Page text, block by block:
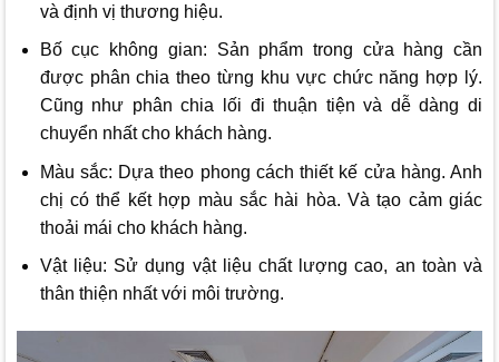
và định vị thương hiệu.
Bố cục không gian: Sản phẩm trong cửa hàng cần
được phân chia theo từng khu vực chức năng hợp lý.
Cũng như phân chia lối đi thuận tiện và dễ dàng di
chuyển nhất cho khách hàng.
Màu sắc: Dựa theo phong cách thiết kế cửa hàng. Anh
chị có thể kết hợp màu sắc hài hòa. Và tạo cảm giác
thoải mái cho khách hàng.
Vật liệu: Sử dụng vật liệu chất lượng cao, an toàn và
thân thiện nhất với môi trường.